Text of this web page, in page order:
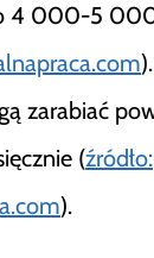
4 000-5 000
zarabiać
(źródło:
).